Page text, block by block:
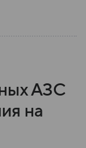
АЗС
на